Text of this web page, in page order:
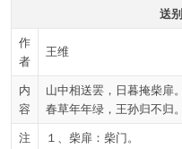
送
作
者
王维
内
容
山中相送罢，日暮掩柴扉。
春草年年绿，王孙归不归。
注
１、柴扉：柴门。